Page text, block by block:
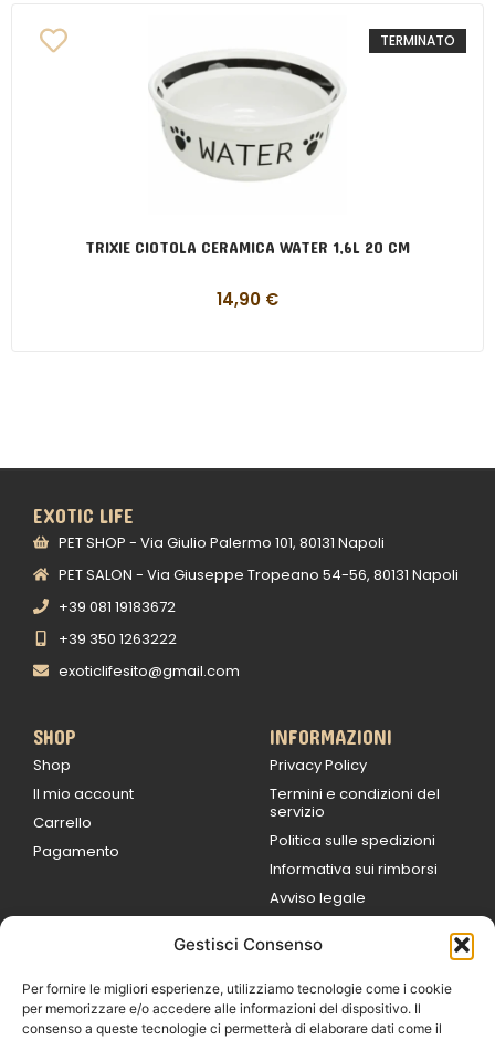
Gestisci Consenso
Per fornire le migliori esperienze, utilizziamo tecnologie come i cookie
per memorizzare e/o accedere alle informazioni del dispositivo. Il
consenso a queste tecnologie ci permetterà di elaborare dati come il
TERMINATO
TRIXIE CIOTOLA CERAMICA WATER 1,6L 20 CM
14,90 €
EXOTIC LIFE
PET SHOP - Via Giulio Palermo 101, 80131 Napoli
PET SALON - Via Giuseppe Tropeano 54-56, 80131 Napoli
+39 081 19183672
+39 350 1263222
exoticlifesito@gmail.com
SHOP
Shop
Il mio account
Carrello
Pagamento
INFORMAZIONI
Privacy Policy
Termini e condizioni del
servizio
Politica sulle spedizioni
Informativa sui rimborsi
Avviso legale
9:00
Sabato 09:00 /
14:00